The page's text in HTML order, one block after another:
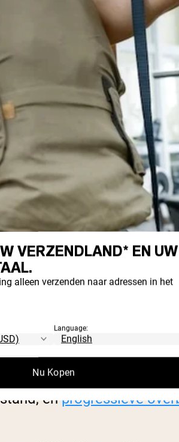
gewichtsvest tijdens
enprogressieve
VERZENDLAND* EN UW
alleen verzenden naar adressen in het
Language:
Nu Kopen